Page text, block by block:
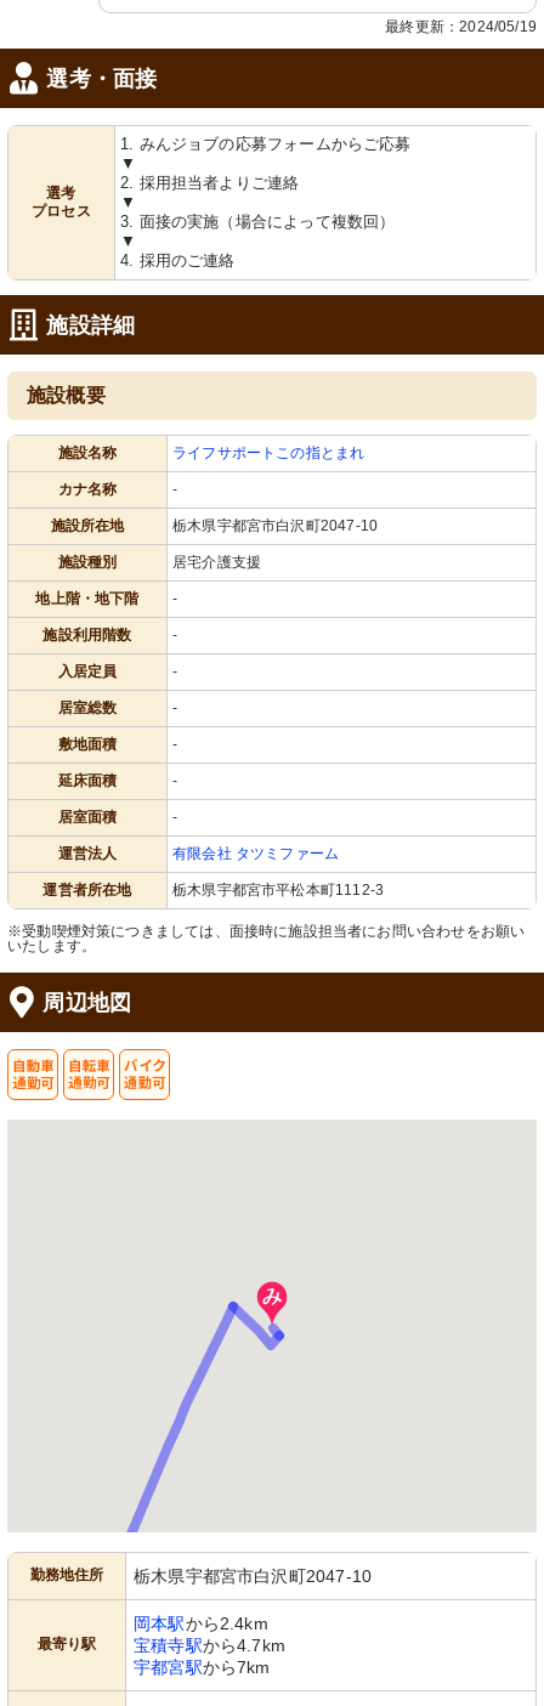
最終更新：2024/05/19
選考・面接
選考
プロセス
1. みんジョブの応募フォームからご応募
▼
2. 採用担当者よりご連絡
▼
3. 面接の実施（場合によって複数回）
▼
4. 採用のご連絡
施設詳細
施設概要
施設名称 ライフサポートこの指とまれ
カナ名称 -
施設所在地 栃木県宇都宮市白沢町2047-10
施設種別 居宅介護支援
地上階・地下階 -
施設利用階数 -
入居定員 -
居室総数 -
敷地面積 -
延床面積 -
居室面積 -
運営法人 有限会社 タツミファーム
運営者所在地 栃木県宇都宮市平松本町1112-3
※受動喫煙対策につきましては、面接時に施設担当者にお問い合わせをお願い
いたします。
周辺地図
勤務地住所 栃木県宇都宮市白沢町2047-10
最寄り駅
岡本駅から2.4km
宝積寺駅から4.7km
宇都宮駅から7km